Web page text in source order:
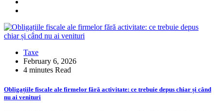
Taxe
February 6, 2026
4 minutes Read
Obligațiile fiscale ale firmelor fără activitate: ce trebuie depus chiar și când
nu ai venituri